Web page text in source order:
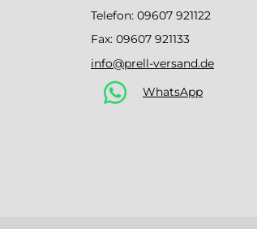
Telefon: 09607 921122
Fax: 09607 921133
info@prell-versand.de
WhatsApp